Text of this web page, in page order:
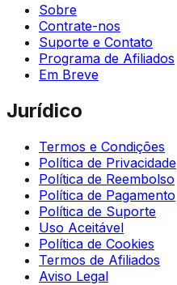
Sobre
Contrate-nos
Suporte e Contato
Programa de Afiliados
Em Breve
Jurídico
Termos e Condições
Política de Privacidade
Política de Reembolso
Política de Pagamento
Política de Suporte
Uso Aceitável
Política de Cookies
Termos de Afiliados
Aviso Legal